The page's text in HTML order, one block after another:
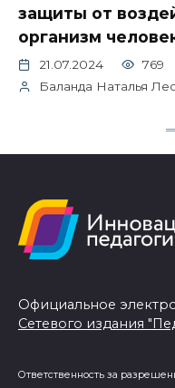
защиты от
организм
21.07.2024
769
Баланда Наталья
Официальное
Сетевого издания
Ответственность за